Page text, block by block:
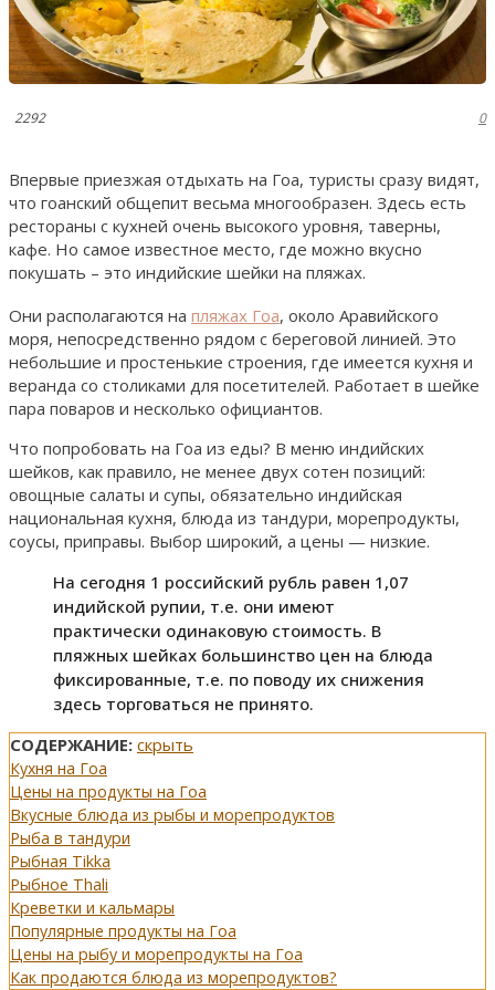
2292 0
Впервые приезжая отдыхать на Гоа, туристы сразу видят,
что гоанский общепит весьма многообразен. Здесь есть
рестораны с кухней очень высокого уровня, таверны,
кафе. Но самое известное место, где можно вкусно
покушать – это индийские шейки на пляжах.
Они располагаются на пляжах Гоа, около Аравийского
моря, непосредственно рядом с береговой линией. Это
небольшие и простенькие строения, где имеется кухня и
веранда со столиками для посетителей. Работает в шейке
пара поваров и несколько официантов.
Что попробовать на Гоа из еды? В меню индийских
шейков, как правило, не менее двух сотен позиций:
овощные салаты и супы, обязательно индийская
национальная кухня, блюда из тандури, морепродукты,
соусы, приправы. Выбор широкий, а цены — низкие.
На сегодня 1 российский рубль равен 1,07
индийской рупии, т.е. они имеют
практически одинаковую стоимость. В
пляжных шейках большинство цен на блюда
фиксированные, т.е. по поводу их снижения
здесь торговаться не принято.
СОДЕРЖАНИЕ: скрыть
Кухня на Гоа
Цены на продукты на Гоа
Вкусные блюда из рыбы и морепродуктов
Рыба в тандури
Рыбная Tikka
Рыбное Thali
Креветки и кальмары
Популярные продукты на Гоа
Цены на рыбу и морепродукты на Гоа
Как продаются блюда из морепродуктов?